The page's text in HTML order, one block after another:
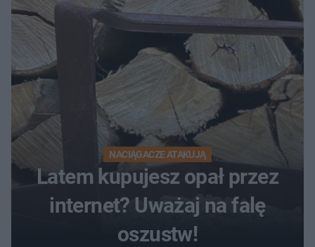
NACIĄGACZE ATAKUJĄ
Latem kupujesz opał przez
internet? Uważaj na falę
oszustw!